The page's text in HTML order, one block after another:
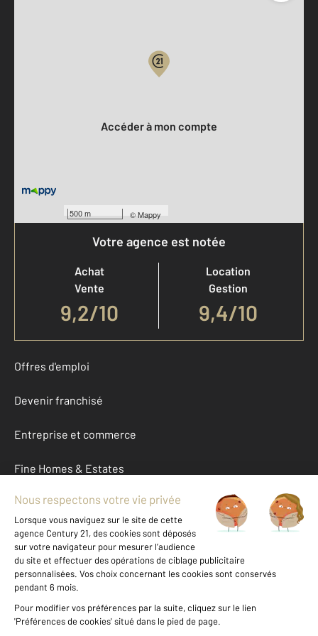
500 m ©Mappy
Accéder à mon compte
Votre agence est notée
Achat
Vente
9,2/10
Location
Gestion
9,4/10
Offres d'emploi
Devenir franchisé
Entreprise et commerce
Fine Homes & Estates
À propos
International
Nous contacter